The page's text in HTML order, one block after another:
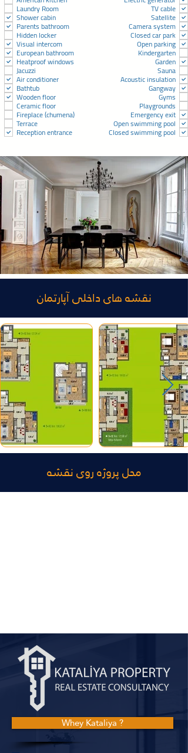
Laundry Room
Shower cabin
Parents bathroom
Hidden locker
Visual intercom
European bathroom
Heatproof windows
Jacuzzi
Air conditioner
Bathtub
Wooden floor
Ceramic floor
Fireplace (chumena)
Terrace
Reception entrance
TV cable
Satellite
Camera system
Closed car park
Open parking
Kindergarten
Garden
Sauna
Acoustic insulation
Gangway
Gyms
Playgrounds
Emergency exit
Open swimming pool
Closed swimming pool
نقشه های داخلی آپارتمان
محل پروژه روی نقشه
Whey Kataliya ?